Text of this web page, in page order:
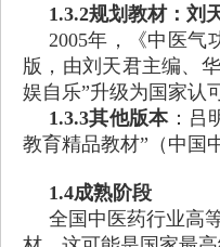
1.3.2规划教材：刘
2005年，《中医气
版，由刘天君主编、
娱自乐”升级为国家认
1.3.3其他版本：吕
教育精品教材”（中国
1.4成熟阶段
全国中医药行业高